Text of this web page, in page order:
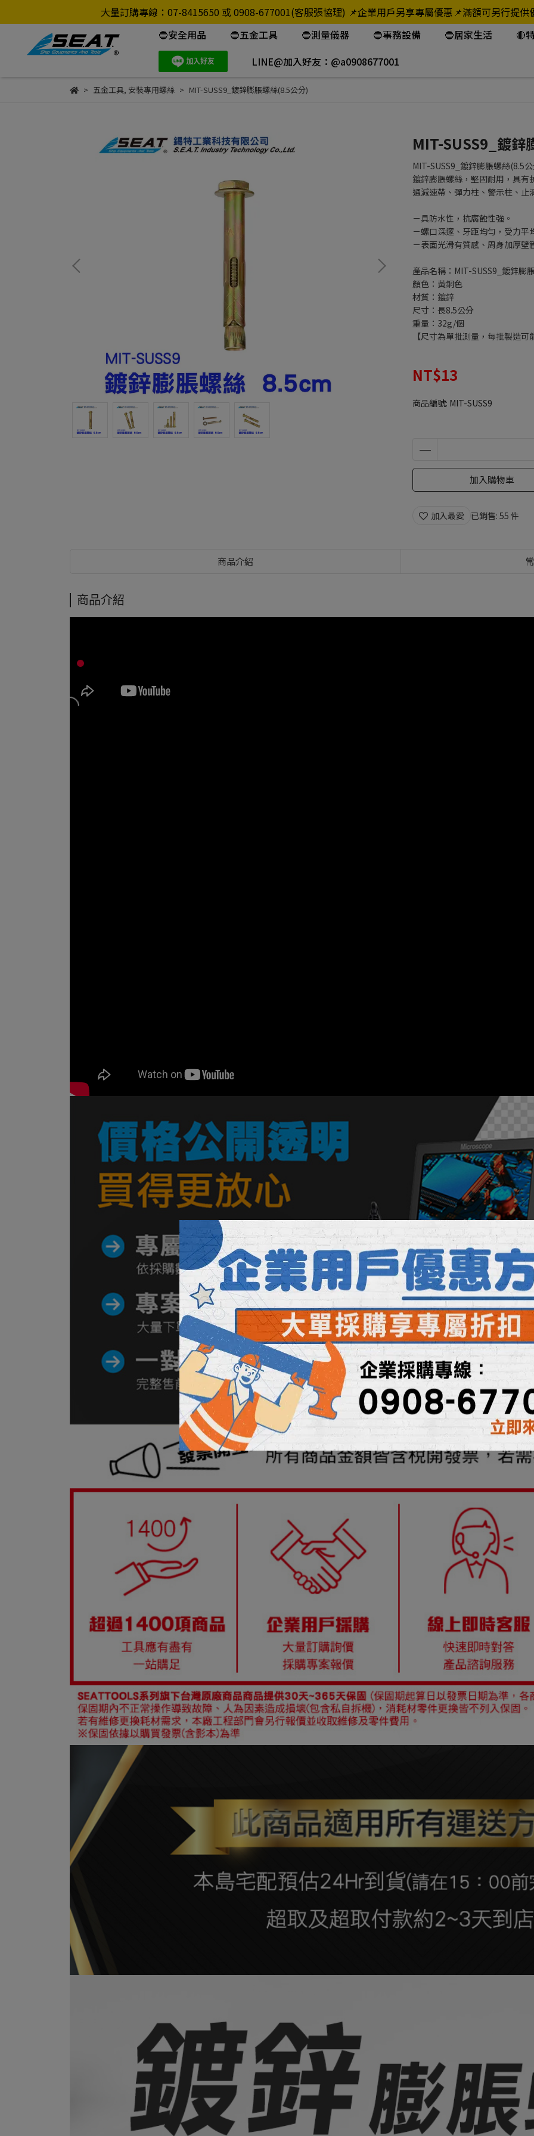
大量訂購專線：07-8415650 或 0908-677001(客服張協理) 📌企業用戶另享專屬優惠📌滿額可另行提
🔵安全用品
🔵五金工具 🔵測量儀器 🔵事務設備 🔵居家生活 🔴
LINE@加入好友：@a0908677001
五金工具, 安裝專用螺絲 MIT-SUSS9_鍍鋅膨脹螺絲(8.5公分)
MIT-SUSS9_鍍鋅
MIT-SUSS9_鍍鋅膨脹螺絲(8.5
鍍鋅膨脹螺絲，堅固耐用，具
通減速帶、彈力柱、警示柱、止
－具防水性，抗腐蝕性強。
－螺口深邃、牙距均勻，受力平
－表面光滑有質感、周身加厚壁
產品名稱：MIT-SUSS9_鍍鋅膨
顏色：黃銅色
材質：鍍鋅
尺寸：長8.5公分
重量：32g/個
【尺寸為單批測量，每批製造
NT$13
商品編號: MIT-SUSS9
加入購物車
加入最愛 已銷售: 55 件
商品介紹
商品介紹